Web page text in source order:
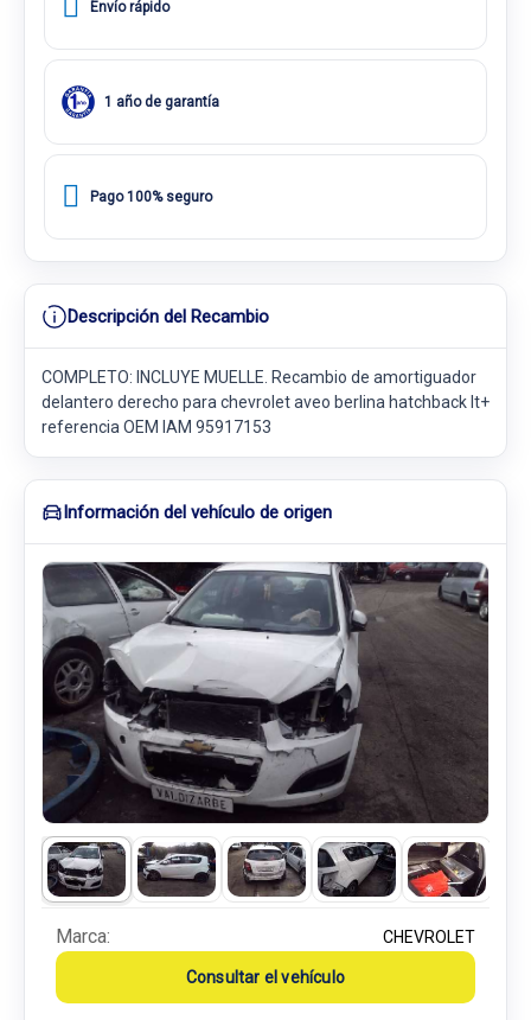
Envío rápido
1 año de garantía
Pago 100% seguro
Descripción del Recambio
COMPLETO: INCLUYE MUELLE. Recambio de amortiguador
delantero derecho para chevrolet aveo berlina hatchback lt+
referencia OEM IAM 95917153
Información del vehículo de origen
Marca: CHEVROLET
Consultar el vehículo